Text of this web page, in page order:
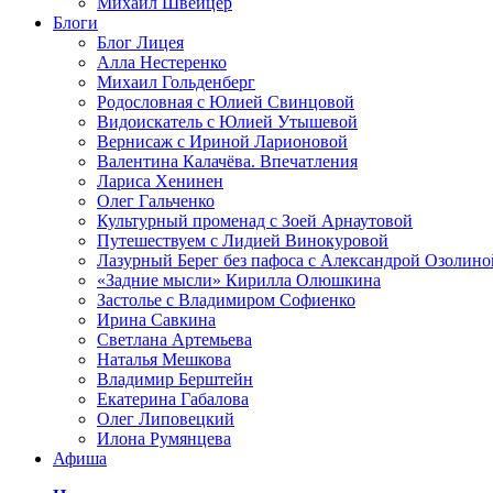
Блоги
Блог Лицея
Алла Нестеренко
Михаил Гольденберг
Родословная с Юлией Свинцовой
Видоискатель с Юлией Утышевой
Вернисаж с Ириной Ларионовой
Валентина Калачёва. Впечатления
Лариса Хенинен
Олег Гальченко
Культурный променад с Зоей Арнаутовой
Путешествуем с Лидией Винокуровой
Лазурный Берег без пафоса с Александрой
«Задние мысли» Кирилла Олюшкина
Застолье с Владимиром Софиенко
Ирина Савкина
Светлана Артемьева
Наталья Мешкова
Владимир Берштейн
Екатерина Габалова
Олег Липовецкий
Илона Румянцева
Афиша